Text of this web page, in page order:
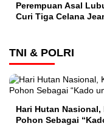
Perempuan Asal
Curi Tiga Celana
TNI & POLRI
Hari Hutan Nasional,
Pohon Sebagai